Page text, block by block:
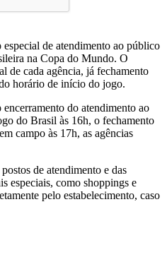
de atendimento ao público
na Copa do Mundo. O
de cada agência, já fechamento
horário de início do jogo.
do atendimento ao
do Brasil às 16h, o fechamento
campo às 17h, as agências
de atendimento e das
especiais, como shoppings e
pelo estabelecimento, caso